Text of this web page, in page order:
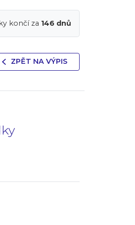
končí za 146 dnů
ZPĚT NA VÝPIS